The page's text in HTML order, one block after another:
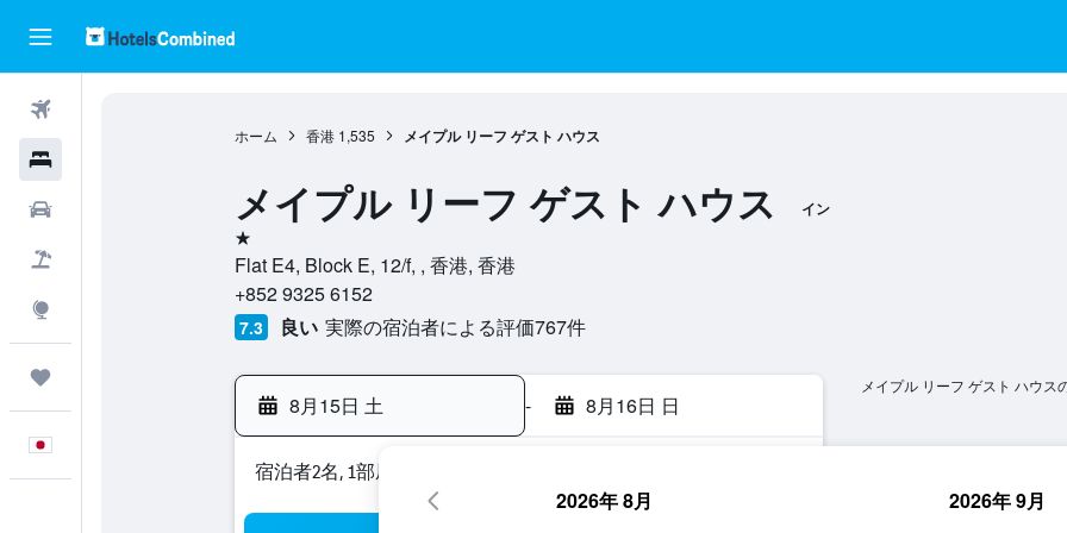
ホーム 香港 1,535 メイプル リーフ ゲスト ハウス
メイプル リーフ ゲスト ハウス イン
1つ星
Flat E4, Block E, 12/f, , 香港, 香港
+852 9325 6152
7.3 良い 実際の宿泊者による評価767​件
8月15日 土 - 8月16日 日
宿泊者2名, 1​部屋
メイプル リーフ ゲスト ハウス
2026年 8月 2026年 9月